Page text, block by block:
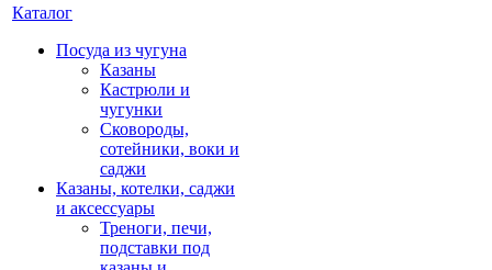
Каталог
Посуда из чугуна
Казаны
Кастрюли и
чугунки
Сковороды,
сотейники, воки и
саджи
Казаны, котелки, саджи
и аксессуары
Треноги, печи,
подставки под